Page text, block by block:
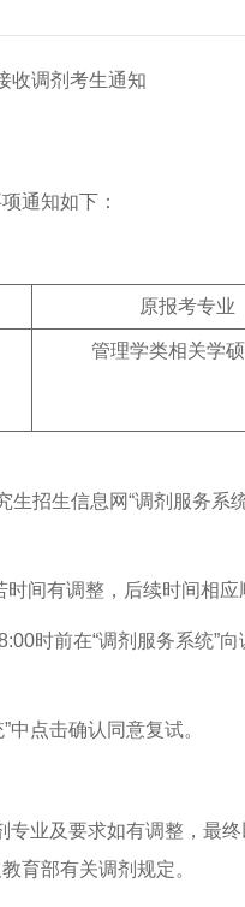
收调剂考生通知
通知如下：
原报考专业
管理学类相关学
招生信息网“调剂服务系
间有调整，后续时间相应
时前在“调剂服务系统”
点击确认同意复试。
专业及要求如有调整，最
育部有关调剂规定。